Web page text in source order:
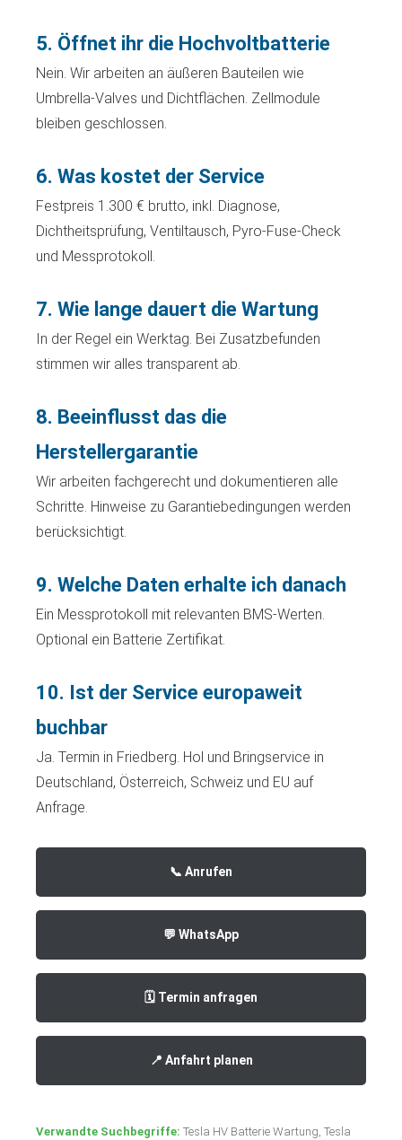
5. Öffnet ihr die Hochvoltbatterie
Nein. Wir arbeiten an äußeren Bauteilen wie
Umbrella-Valves und Dichtflächen. Zellmodule
bleiben geschlossen.
6. Was kostet der Service
Festpreis 1.300 € brutto, inkl. Diagnose,
Dichtheitsprüfung, Ventiltausch, Pyro-Fuse-Check
und Messprotokoll.
7. Wie lange dauert die Wartung
In der Regel ein Werktag. Bei Zusatzbefunden
stimmen wir alles transparent ab.
8. Beeinflusst das die
Herstellergarantie
Wir arbeiten fachgerecht und dokumentieren alle
Schritte. Hinweise zu Garantiebedingungen werden
berücksichtigt.
9. Welche Daten erhalte ich danach
Ein Messprotokoll mit relevanten BMS-Werten.
Optional ein Batterie Zertifikat.
10. Ist der Service europaweit
buchbar
Ja. Termin in Friedberg. Hol und Bringservice in
Deutschland, Österreich, Schweiz und EU auf
Anfrage.
📞 Anrufen
💬 WhatsApp
🗓️ Termin anfragen
📍 Anfahrt planen
Verwandte Suchbegriffe: Tesla HV Batterie Wartung, Tesla